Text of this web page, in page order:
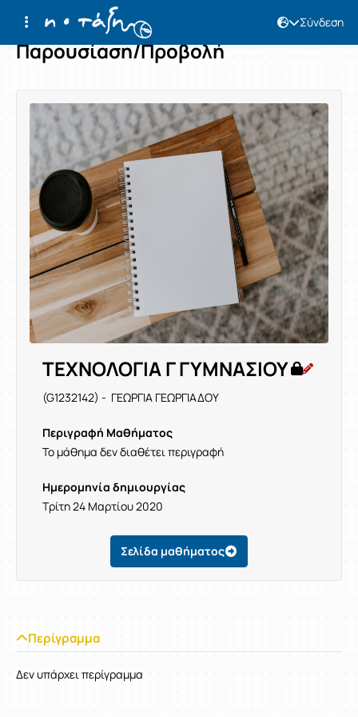
Σύνδεση
Παρουσίαση/Προβολή
ΤΕΧΝΟΛΟΓΙΑ Γ ΓΥΜΝΑΣΙΟΥ
(G1232142) - ΓΕΩΡΓΙΑ ΓΕΩΡΓΙΑΔΟΥ
Περιγραφή Μαθήματος
Το μάθημα δεν διαθέτει περιγραφή
Ημερομηνία δημιουργίας
Τρίτη 24 Μαρτίου 2020
Σελίδα μαθήματος
Περίγραμμα
Δεν υπάρχει περίγραμμα